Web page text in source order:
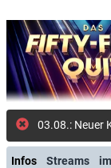
03.08.: Neuer
Infos Streams